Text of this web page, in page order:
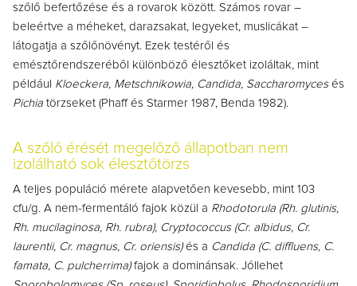
szőlő befertőzése és a rovarok között. Számos rovar –
beleértve a méheket, darazsakat, legyeket, muslicákat –
látogatja a szőlőnövényt. Ezek testéről és
emésztőrendszeréből különböző élesztőket izoláltak, mint
például Kloeckera, Metschnikowia, Candida, Saccharomycesés
Pichia törzseket (Phaff és Starmer 1987, Benda 1982).
A szőlő érését megelőző állapotban nem
izolálható sok élesztőtörzs
A teljes populáció mérete alapvetően kevesebb, mint 103
cfu/g. A nem-fermentáló fajok közül a Rhodotorula (Rh. glutinis,
Rh. mucilaginosa, Rh. rubra), Cryptococcus (Cr. albidus, Cr.
laurentii, Cr. magnus, Cr. oriensis) és a Candida (C. diffluens, C.
famata, C. pulcherrima)fajok a dominánsak. Jóllehet